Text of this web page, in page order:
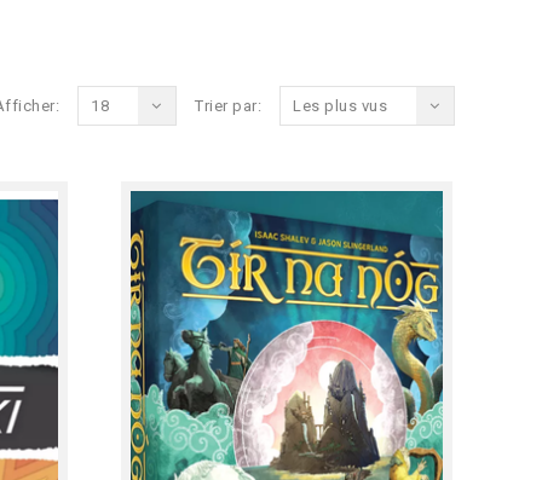
Trier par: Les plus vus
18